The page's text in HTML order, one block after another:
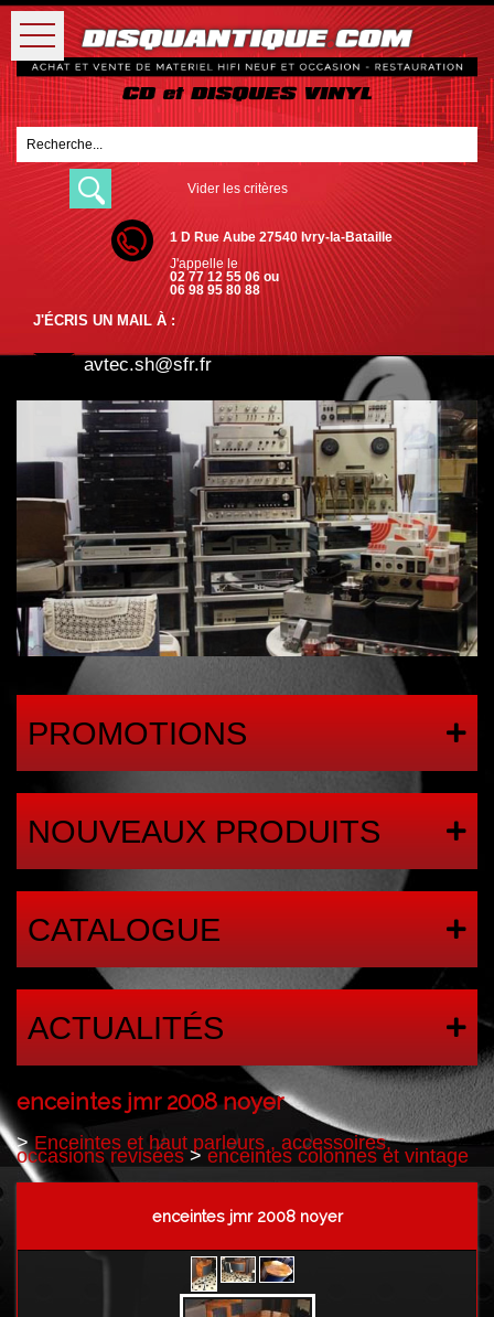
Vider les critères
1 D Rue Aube 27540 Ivry-la-Bataille
J'appelle le
02 77 12 55 06 ou
06 98 95 80 88
J'ÉCRIS UN MAIL À :
avtec.sh@sfr.fr
PROMOTIONS
NOUVEAUX PRODUITS
CATALOGUE
ACTUALITÉS
enceintes jmr 2008 noyer
>Enceintes et haut parleurs , accessoires,
occasions revisées>enceintes colonnes et vintage
enceintes jmr 2008 noyer